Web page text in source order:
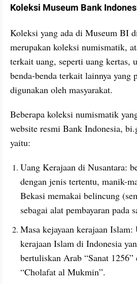
Koleksi Museum Bank
Koleksi yang ada di Museum BI
merupakan koleksi numismatik,
terkait uang, seperti uang kertas,
benda-benda terkait lainnya yang
digunakan oleh masyarakat.
Beberapa koleksi numismatik
website resmi Bank Indonesia,
yaitu:
Uang Kerajaan di Nusantara​:
dengan jenis tertentu, manik-
Bekasi memakai belincung
sebagai alat pembayaran pada
Masa kejayaan kerajaan Islam:
kerajaan Islam di Indonesia
bertuliskan Arab “Sanat 1256”
“Cholafat al Mukmin”.